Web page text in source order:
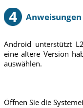
4 Anweisungen
Android unterstützt
eine ältere Version
auswählen.
Öffnen Sie die